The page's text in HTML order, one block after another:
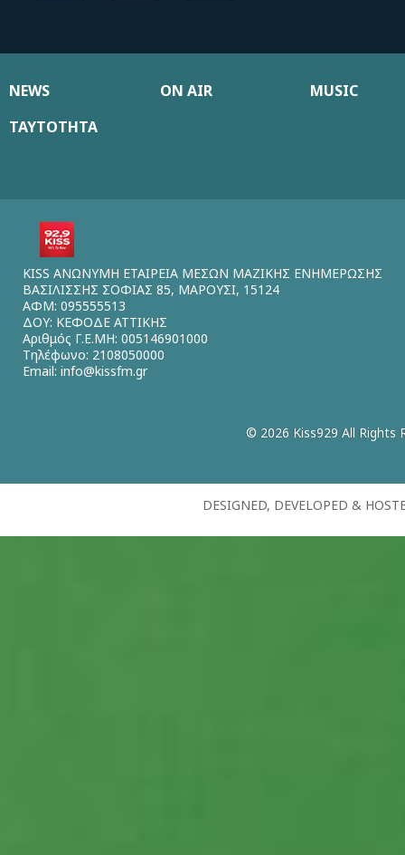
NEWS ON AIR
MUSIC
ΤΑΥΤΟΤΗΤΑ
KISS ΑΝΩΝΥΜΗ ΕΤΑΙΡΕΙΑ ΜΕΣΩΝ ΜΑΖΙΚΗΣ ΕΝΗΜΕΡΩΣΗΣ
ΒΑΣΙΛΙΣΣΗΣ ΣΟΦΙΑΣ 85, ΜΑΡΟΥΣΙ, 15124
ΑΦΜ: 095555513
ΔΟΥ: ΚΕΦΟΔΕ ΑΤΤΙΚΗΣ
Αριθμός Γ.Ε.ΜΗ: 005146901000
Τηλέφωνο: 2108050000
Email: info@kissfm.gr
© 2026 Kiss929 All Rights
DESIGNED, DEVELOPED &